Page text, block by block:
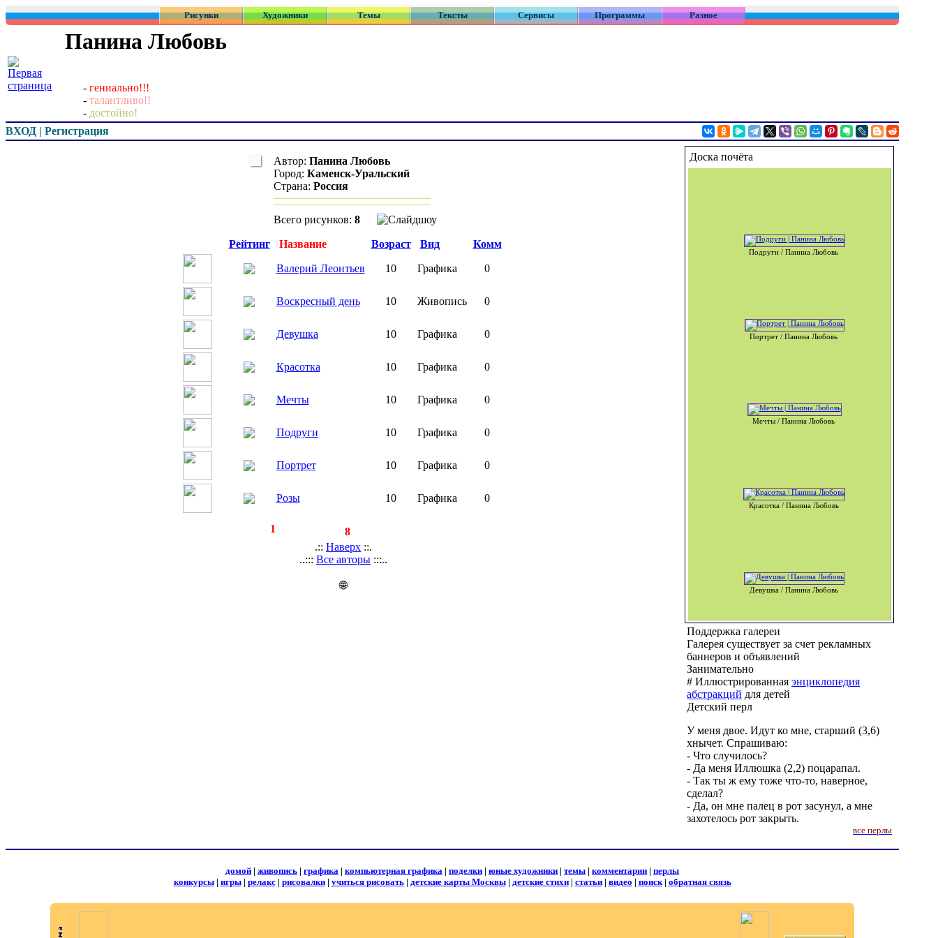
Рисунки Художники Темы Тексты Сервисы Программы Разное
Панина Любовь
- гениально!!!
- талантливо!!
- достойно!
ВХОД | Регистрация
Автор: Панина Любовь
Город: Каменск-Уральский
Страна: Россия
Всего рисунков: 8
Рейтинг Название Возраст Вид Комм
Валерий Леонтьев 10 Графика 0
Воскресный день 10 Живопись 0
Девушка 10 Графика 0
Красотка 10 Графика 0
Мечты 10 Графика 0
Подруги 10 Графика 0
Портрет 10 Графика 0
Розы 10 Графика 0
1
8
.:: Наверх ::.
..::: Все авторы :::..
🌐
Доска почёта
Подруги / Панина Любовь
Портрет / Панина Любовь
Мечты / Панина Любовь
Красотка / Панина Любовь
Девушка / Панина Любовь
Поддержка галереи
Галерея существует за счет рекламных
баннеров и объявлений
Занимательно
# Иллюстрированная энциклопедия
абстракций для детей
Детский перл
У меня двое. Идут ко мне, старший (3,6)
хнычет. Спрашиваю:
- Что случилось?
- Да меня Иллюшка (2,2) поцарапал.
- Так ты ж ему тоже что-то, наверное,
сделал?
- Да, он мне палец в рот засунул, а мне
захотелось рот закрыть.
все перлы
домой | живопись | графика | компьютерная графика | поделки | юные художники | темы | комментарии | перлы
конкурсы| игры| релакс| рисовалки| учиться рисовать| детские карты Москвы| детские стихи| статьи| видео | поиск| обратная связь